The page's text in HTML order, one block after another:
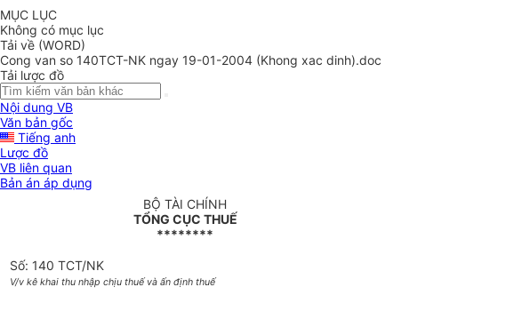
MỤC LỤC
Không có mục lục
Tải về (WORD)
Cong van so 140TCT-NK ngay 19-01-2004 (Khong xac dinh).doc
Tải lược đồ
Nội dung VB
Văn bản gốc
Tiếng anh
Lược đồ
VB liên quan
Bản án áp dụng
BỘ TÀI CHÍNH
TỔNG CỤC THUẾ
********
Số: 140 TCT/NK
V/v kê khai thu nhập chịu thuế và ấn định thuế